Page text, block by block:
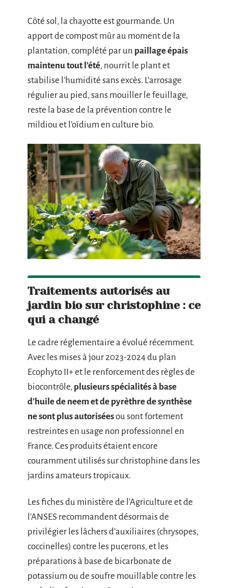
Côté sol, la chayotte est gourmande. Un
apport de compost mûr au moment de la
plantation, complété par un paillage épais
maintenu tout l’été, nourrit le plant et
stabilise l’humidité sans excès. L’arrosage
régulier au pied, sans mouiller le feuillage,
reste la base de la prévention contre le
mildiou et l’oïdium en culture bio.
Traitements autorisés au
jardin bio sur christophine : ce
qui a changé
Le cadre réglementaire a évolué récemment.
Avec les mises à jour 2023-2024 du plan
Ecophyto II+ et le renforcement des règles de
biocontrôle, plusieurs spécialités à base
d’huile de neem et de pyrèthre de synthèse
ne sont plus autoriséesou sont fortement
restreintes en usage non professionnel en
France. Ces produits étaient encore
couramment utilisés sur christophine dans les
jardins amateurs tropicaux.
Les fiches du ministère de l’Agriculture et de
l’ANSES recommandent désormais de
privilégier les lâchers d’auxiliaires (chrysopes,
coccinelles) contre les pucerons, et les
préparations à base de bicarbonate de
potassium ou de soufre mouillable contre les